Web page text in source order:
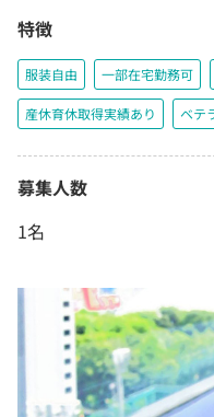
特徴
服装自由 一部在宅勤務可
産休育休取得実績あり ベテ
募集人数
1名